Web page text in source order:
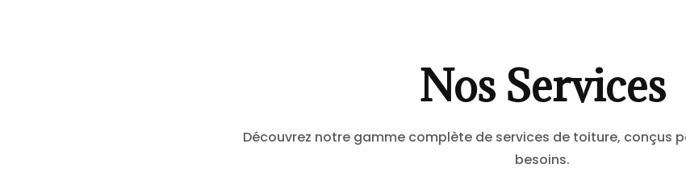
Nos Services
Découvrez notre gamme complète de services de toiture, conçus
besoins.